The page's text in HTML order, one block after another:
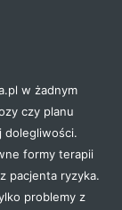
w żadnym
czy planu
dolegliwości.
formy terapii
pacjenta ryzyka.
problemy z